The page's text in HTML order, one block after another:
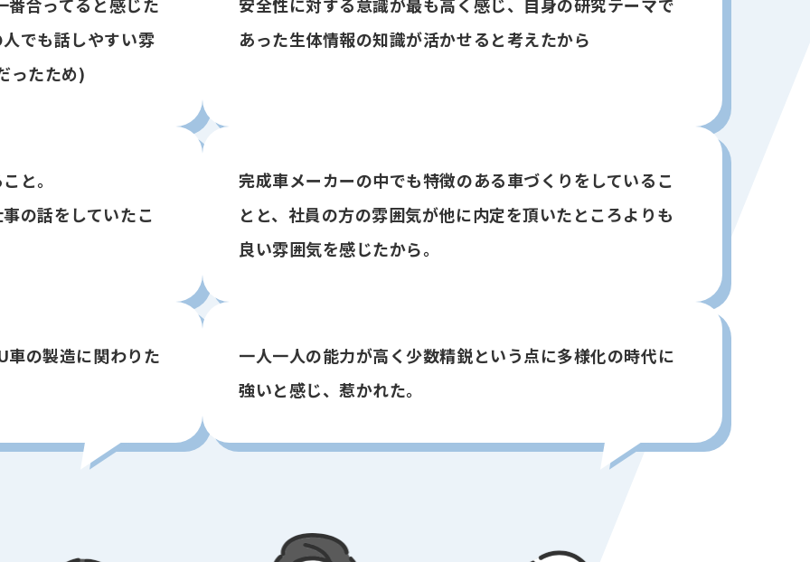
でも話しやすい雰
ったため)
あった生体情報の知識が活かせると考えたから
と。
の話をしていたこ
完成車メーカーの中でも特徴のある車づくりをしているこ
とと、社員の方の雰囲気が他に内定を頂いたところよりも
良い雰囲気を感じたから。
車の製造に関わりた
一人一人の能力が高く少数精鋭という点に多様化の時代に
強いと感じ、惹かれた。